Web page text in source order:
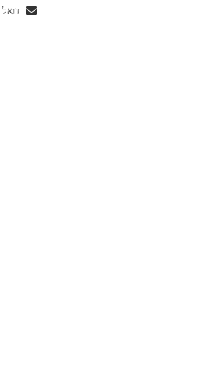
דואל